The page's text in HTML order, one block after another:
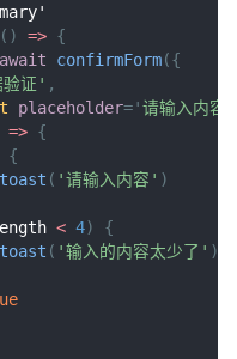
( ) => {
await confirmForm({
证' ,
placeholder='请输入内容
=> {
{
toast ( '请输入内容' )
< 4)
{
toast ( '输入的内容太少了' )